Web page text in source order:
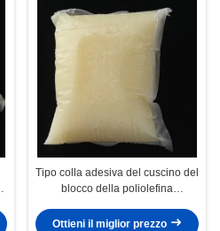
Tipo colla adesiva del cuscino del
blocco della poliolefina
della poliolefina
Ottieni il miglior prezzo